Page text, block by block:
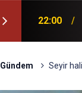
22:00
Gündem Seyir